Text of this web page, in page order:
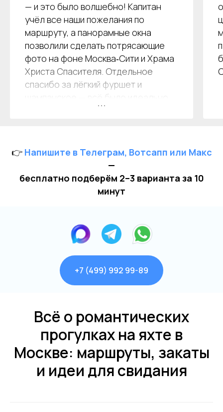
— и это было волшебно! Капитан
учёл все наши пожелания по
маршруту, а панорамные окна
позволили сделать потрясающие
фото на фоне Москва‑Сити и Храма
Христа Спасителя. Отдельное
спасибо за лёгкий фуршет и
шампанское — всё было идеально.
Обязательно вернёмся снова!»
👉 Напишите в Телеграм, Вотсапп или Макс
—
бесплатно подберём 2–3 варианта за 10
минут
+7 (499) 992 99-89
Всё о романтических
прогулках на яхте в
Москве: маршруты, закаты
и идеи для свидания
Согласие на обработку персональных данных
Политика обработки персональных данных
ИНН 631625216995
+7 (499) 376 86-96
+7 (499) 992 99-89
Аренда теплоходов
Речные прогулки
Аренда яхт
VIP КРУИЗЫ
Мероприятия
Выпускной
О компании
История компании
VK